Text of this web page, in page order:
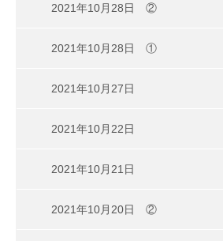
2021年10月28日 ②
2021年10月28日 ①
2021年10月27日
2021年10月22日
2021年10月21日
2021年10月20日 ②